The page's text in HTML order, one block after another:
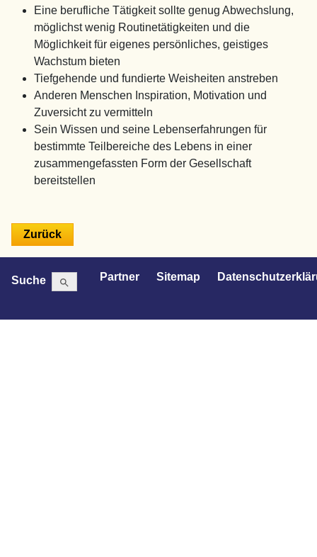
Eine berufliche Tätigkeit sollte genug Abwechslung,
möglichst wenig Routinetätigkeiten und die
Möglichkeit für eigenes persönliches, geistiges
Wachstum bieten
Tiefgehende und fundierte Weisheiten anstreben
Anderen Menschen Inspiration, Motivation und
Zuversicht zu vermitteln
Sein Wissen und seine Lebenserfahrungen für
bestimmte Teilbereiche des Lebens in einer
zusammengefassten Form der Gesellschaft
bereitstellen
Suche Search
for:
Search Button Partner Sitemap